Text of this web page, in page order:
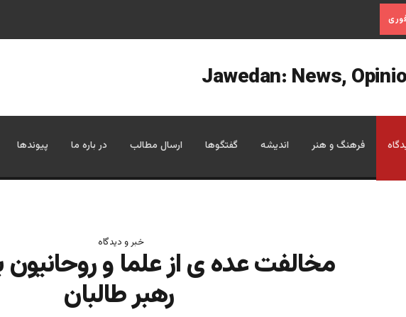
فرهنگ و هنر اندیشه گفتگوها ارسال مطالب در باره ما پیوندها
خبر و دیدگاه
مخالفت عده ی از علما و روحانیون
رهبر طالبان